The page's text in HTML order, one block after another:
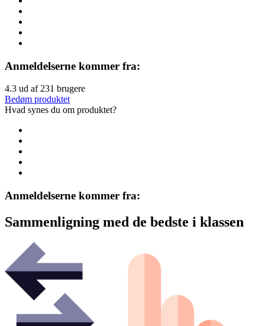
Anmeldelserne kommer fra:
4.3 ud af 231 brugere
Bedøm produktet
Hvad synes du om produktet?
Anmeldelserne kommer fra:
Sammenligning med de bedste i klassen